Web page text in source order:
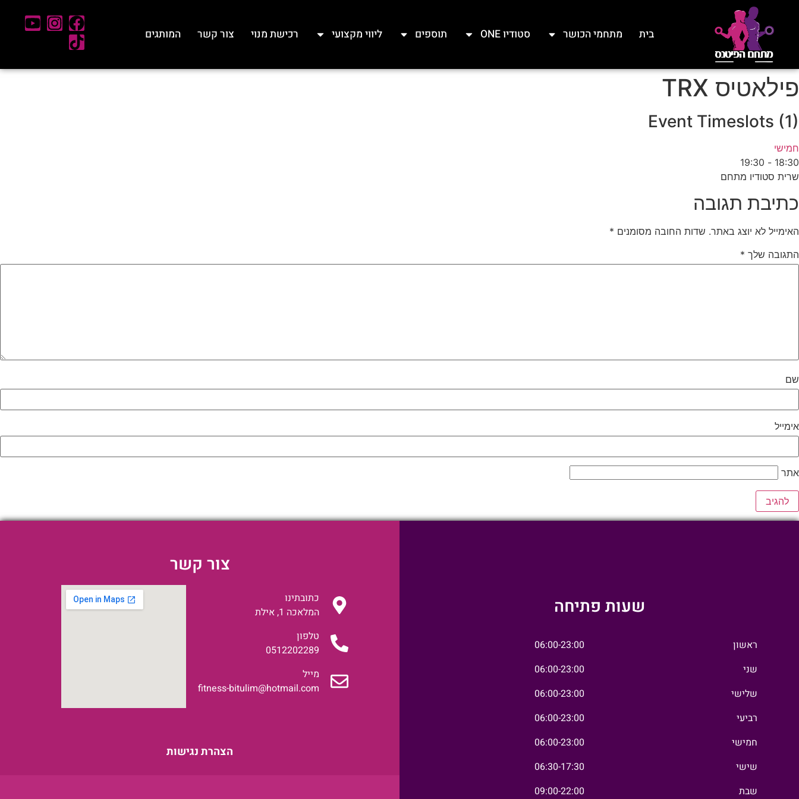
בית מתחמי הכושר סטודיו ONE תוספים ליווי מקצועי רכישת מנוי צור קשר המותגים
פילאטיס TRX
Event Timeslots (1)
חמישי
18:30
-
19:30
שרית סטודיו מתחם
כתיבת תגובה
האימייל לא יוצג באתר. שדות החובה מסומנים *
התגובה שלך *
שם
אימייל
אתר
שעות פתיחה
ראשון
שני
שלישי
רביעי
חמישי
שישי
שבת
06:00-23:00
06:00-23:00
06:00-23:00
06:00-23:00
06:00-23:00
06:30-17:30
09:00-22:00
צור קשר
כתובתינו
המלאכה 1, אילת
טלפון
0512202289
מייל
fitness-bitulim@hotmail.com
הצהרת נגישות